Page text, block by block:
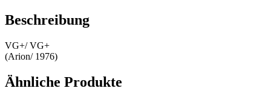
Beschreibung
VG+/ VG+
(Arion/ 1976)
Ähnliche Produkte